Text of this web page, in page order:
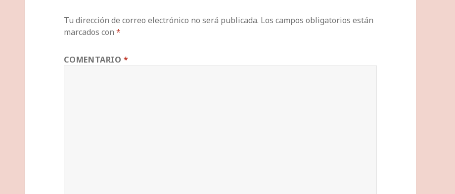
Tu dirección de correo electrónico no será publicada. Los campos obligatorios están
marcados con*
COMENTARIO*